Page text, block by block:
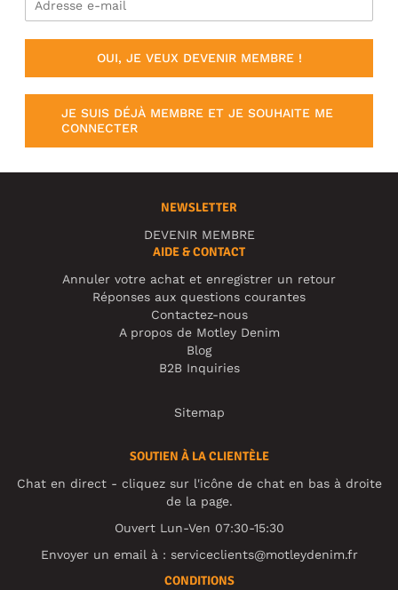
OUI, JE VEUX DEVENIR MEMBRE !
JE SUIS DÉJÀ MEMBRE ET JE SOUHAITE ME
CONNECTER
NEWSLETTER
DEVENIR MEMBRE
AIDE & CONTACT
Annuler votre achat et enregistrer un retour
Réponses aux questions courantes
Contactez-nous
A propos de Motley Denim
Blog
B2B Inquiries
Sitemap
SOUTIEN À LA CLIENTÈLE
Chat en direct - cliquez sur l'icône de chat en bas à droite
de la page.
Ouvert Lun-Ven 07:30-15:30
Envoyer un email à : serviceclients@motleydenim.fr
CONDITIONS